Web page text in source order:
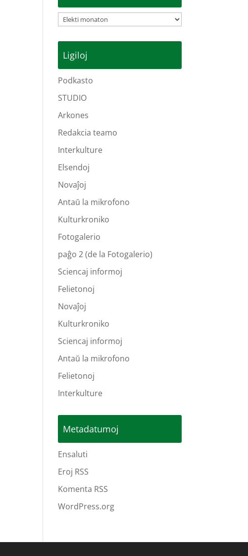
Arkivoj
Ligiloj
Podkasto
STUDIO
Arkones
Redakcia teamo
Interkulture
Elsendoj
Novaĵoj
Antaŭ la mikrofono
Kulturkroniko
Fotogalerio
paĝo 2 (de la Fotogalerio)
Sciencaj informoj
Felietonoj
Novaĵoj
Kulturkroniko
Sciencaj informoj
Antaŭ la mikrofono
Felietonoj
Interkulture
Metadatumoj
Ensaluti
Eroj RSS
Komenta RSS
WordPress.org